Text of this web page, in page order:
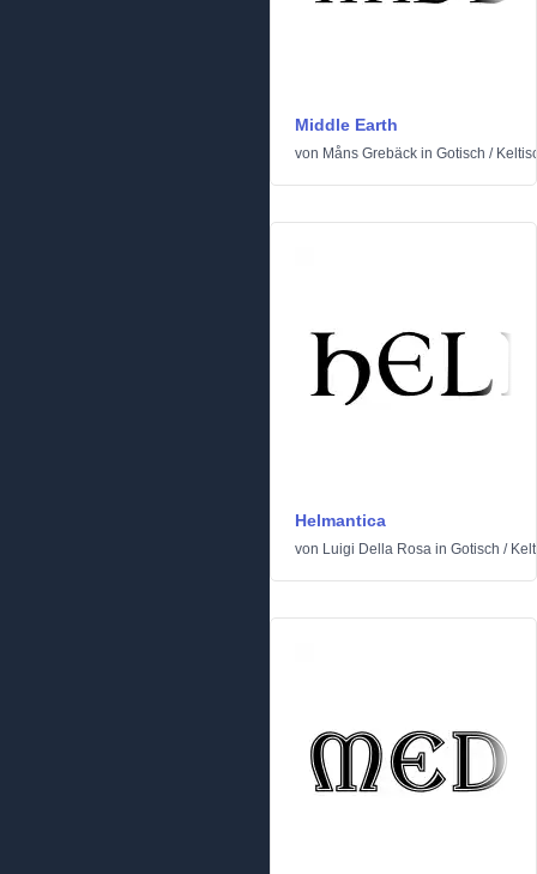
Middle Earth
von Måns Grebäck in Gotisch /
Helmantica
von Luigi Della Rosa in Gotisch /